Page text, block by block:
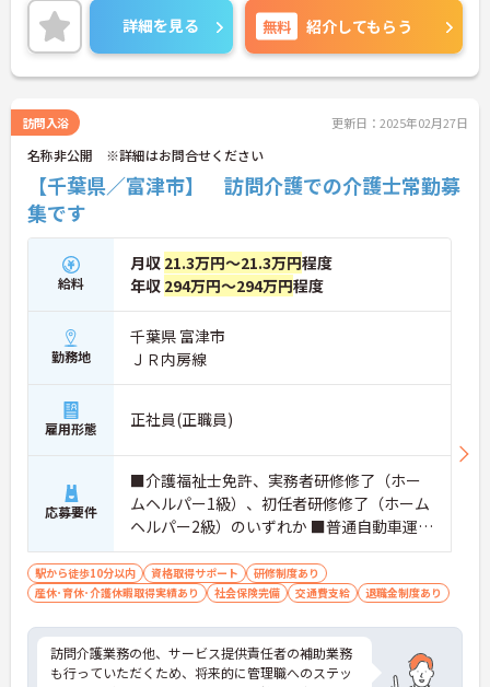
詳細を見る 無料 紹介してもらう
訪問入浴 更新日：2025年02月27日
名称非公開 ※詳細はお問合せください
【千葉県／富津市】 訪問介護での介護士常勤募
集です
給料
月収 21.3万円～21.3万円程度
年収 294万円～294万円程度
勤務地
千葉県 富津市
ＪＲ内房線
雇用形態 正社員(正職員)
応募要件
■介護福祉士免許、実務者研修修了（ホー
ムヘルパー1級）、初任者研修修了（ホーム
ヘルパー2級）のいずれか ■普通自動車運転
免許（AT限定可）
駅から徒歩10分以内 資格取得サポート
研修制度あり
産休･育休･介護休暇取得実績あり
社会保険完備 交通費支給 退職金制度あり
訪問介護業務の他、サービス提供責任者の補助業務
も行っていただくため、将来的に管理職へのステッ